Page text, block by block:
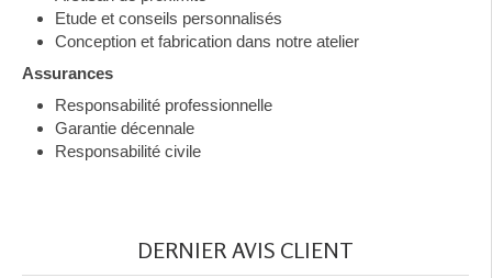
Etude et conseils personnalisés
Conception et fabrication dans notre atelier
Assurances
Responsabilité professionnelle
Garantie décennale
Responsabilité civile
DERNIER AVIS CLIENT